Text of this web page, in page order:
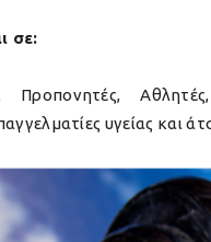
σε:
Αθλητές,
υγείας και